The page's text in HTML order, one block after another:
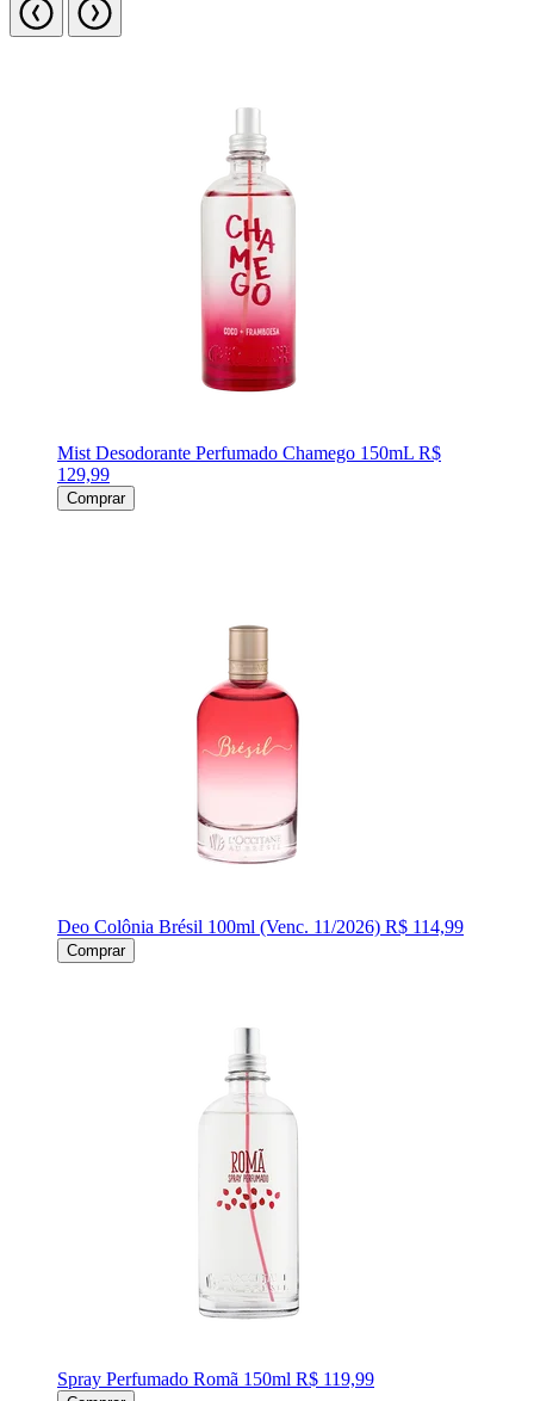
Mist Desodorante Perfumado Chamego 150mL R$
129,99
Comprar
Deo Colônia Brésil 100ml (Venc. 11/2026) R$ 114,99
Comprar
Spray Perfumado Romã 150ml R$ 119,99